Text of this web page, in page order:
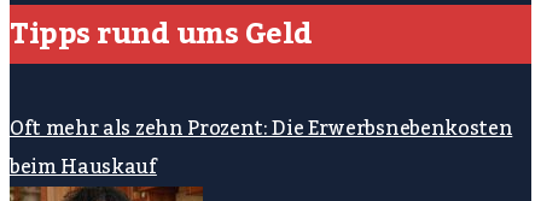
Tipps rund ums Geld
Oft mehr als zehn Prozent: Die Erwerbsnebenkosten
beim Hauskauf